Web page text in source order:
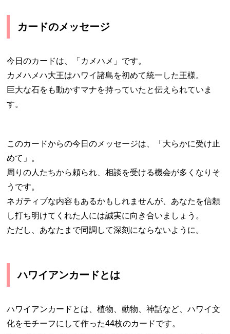
カードのメッセージ
今日のカードは、「カメハメ」です。
カメハメハ大王はハワイ諸島を初めて統一した王様。
巨大な石をも動かすマナを持っていたと伝えられていま
す。
このカードからの今日のメッセージは、「大らかに受け止
めて」。
周りの人たちから頼られ、相談を受ける機会が多くなりそ
うです。
ネガティブな内容もあるかもしれませんが、あなたを信頼
し打ち明けてくれた人には誠実に向き合いましょう。
ただし、あなたまで同調して深刻にならないように。
ハワイアンカードとは
ハワイアンカードとは、植物、動物、神話など、ハワイ文
化をモチーフにして作った44枚のカードです。